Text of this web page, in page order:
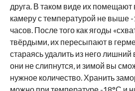
друга. В таком виде их
камеру с температурой не выше
часов. После того как ягоды
твёрдыми, их пересыпают в
стараясь удалить из него лишний
они не слипнутся, и зимой вы
нужное количество. Хранить